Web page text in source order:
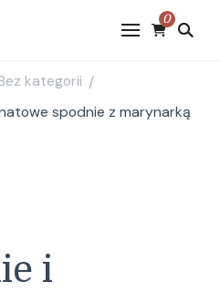
0
kategorii /
spodnie z marynarką
i